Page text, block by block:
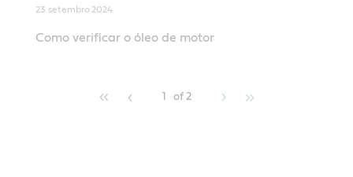
23 setembro 2024
Como verificar o óleo de motor
1 of 2